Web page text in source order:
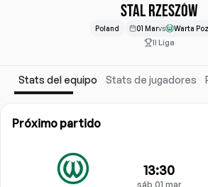
STAL RZESZÓW
Poland 01 Marvs
II Liga
Stats del equipo Stats de jugadores
Próximo partido
13:30
sáb 01 mar